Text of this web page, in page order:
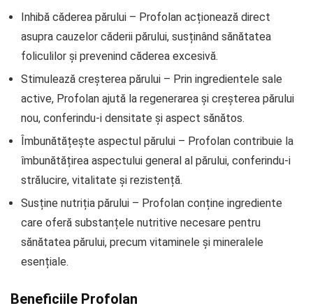
Inhibă căderea părului – Profolan acționează direct
asupra cauzelor căderii părului, susținând sănătatea
foliculilor și prevenind căderea excesivă.
Stimulează creșterea părului – Prin ingredientele sale
active, Profolan ajută la regenerarea și creșterea părului
nou, conferindu-i densitate și aspect sănătos.
Îmbunătățește aspectul părului – Profolan contribuie la
îmbunătățirea aspectului general al părului, conferindu-i
strălucire, vitalitate și rezistență.
Susține nutriția părului – Profolan conține ingrediente
care oferă substanțele nutritive necesare pentru
sănătatea părului, precum vitaminele și mineralele
esențiale.
Beneficiile Profolan